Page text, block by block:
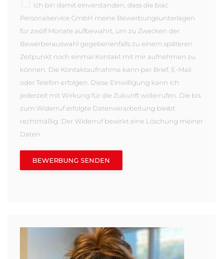
Ich bin damit einverstanden, dass die biac
Personalservice GmbH meine Bewerbungsunterlagen
für zwölf Monate aufbewahrt, um zu Zwecken der
Bewerberauswahl gegebenenfalls zu einem späteren
Zeitpunkt noch einmal Kontakt mit mir aufnehmen zu
können. Die Kontaktaufnahme kann per Brief, E-Mail
oder Telefon erfolgen. Diese Einwilligung kann ich
jederzeit mit Wirkung für die Zukunft widerrufen. Die bis
zum Widerruf erfolgte Datenverarbeitung bleibt
rechtmäßig. Der Widerruf bewirkt eine Löschung meiner
Daten.
BEWERBUNG SENDEN